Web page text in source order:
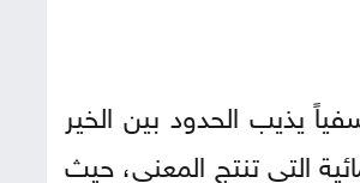
يذيب الحدود بين الخير
التي تنتج المعنى، حيث